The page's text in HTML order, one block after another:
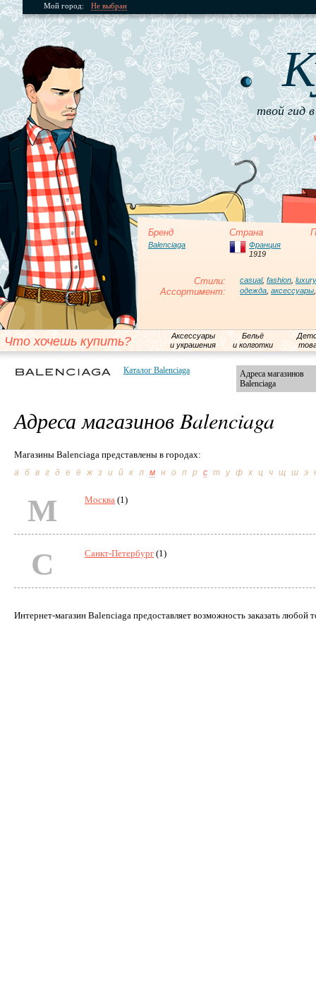
Мой город: Не выбран
твой гид
Бренд Страна
Balenciaga
Франция
1919
Стили: casual, fashion luxury
Ассортимент: одежда аксессуары
Что хочешь купить?
Аксессуары
и украшения
Бельё
и колготки
Каталог Balenciaga
Адреса магазинов
Balenciaga
Адреса магазинов Balenciaga
Магазины Balenciaga представлены в городах:
а б в г д е ё ж з и й к л м н о п р с т у ф х ц ч щ ш э
М Москва (1)
С Санкт-Петербург (1)
Интернет-магазин Balenciaga предоставляет возможность заказать любой